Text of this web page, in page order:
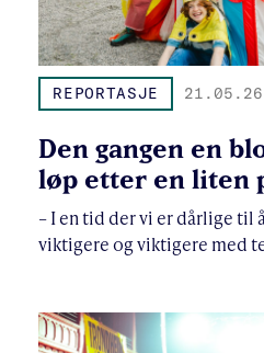
REPORTASJE 21.05.26
Den gangen en
løp etter en liten
– I en tid der vi er dårlige til
viktigere og viktigere med